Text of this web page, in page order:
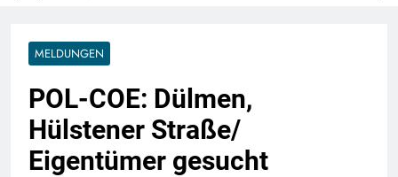
MELDUNGEN
POL-COE: Dülmen,
Hülstener Straße/
Eigentümer gesucht